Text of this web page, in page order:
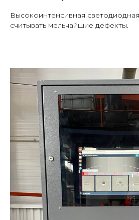
Высокоинтенсивная
считывать мельчайшие дефекты.